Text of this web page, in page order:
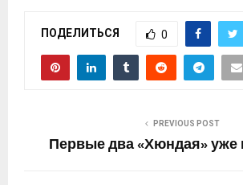
ПОДЕЛИТЬСЯ 0
PREVIOUS POST
Первые два «Хюндая» уже